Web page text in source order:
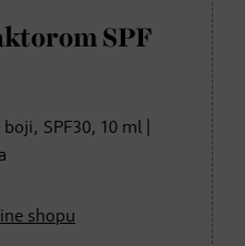
SPF
SPF30, 10 ml |
shopu